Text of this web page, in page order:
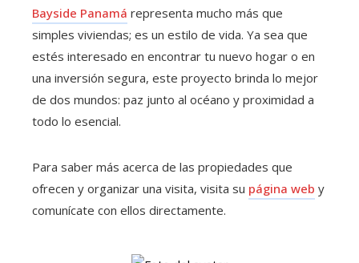
Bayside Panamá representa mucho más que
simples viviendas; es un estilo de vida. Ya sea que
estés interesado en encontrar tu nuevo hogar o en
una inversión segura, este proyecto brinda lo mejor
de dos mundos: paz junto al océano y proximidad a
todo lo esencial.
Para saber más acerca de las propiedades que
ofrecen y organizar una visita, visita su página web y
comunícate con ellos directamente.